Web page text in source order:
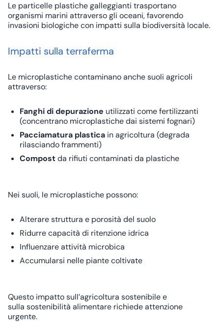
Le particelle plastiche galleggianti trasportano
organismi marini attraverso gli oceani, favorendo
invasioni biologiche con impatti sulla biodiversità locale.
Impatti sulla terraferma
Le microplastiche contaminano anche suoli agricoli
attraverso:
Fanghi di depurazione utilizzati come fertilizzanti
(concentrano microplastiche dai sistemi fognari)
Pacciamatura plastica in agricoltura (degrada
rilasciando frammenti)
Compostda rifiuti contaminati da plastiche
Nei suoli, le microplastiche possono:
Alterare struttura e porosità del suolo
Ridurre capacità di ritenzione idrica
Influenzare attività microbica
Accumularsi nelle piante coltivate
Questo impatto sull’agricoltura sostenibilee
sulla sostenibilità alimentare richiede attenzione
urgente.